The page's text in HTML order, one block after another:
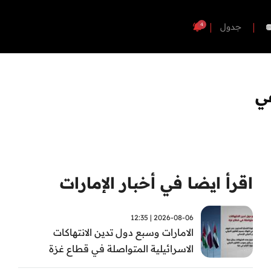
جدول 4
اقرأ ايضا في أخبار الإمارات
2026-08-06 | 12:35
الامارات وسبع دول تدين الانتهاكات
الاسرائيلية المتواصلة في قطاع غزة